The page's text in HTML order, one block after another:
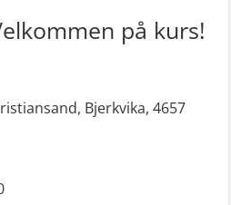
grunnkurs
fall FF48 repetisjon
m/E-læring
for
for
uten fartstid 66 t
på kurs!
Bjerkvika, 4657